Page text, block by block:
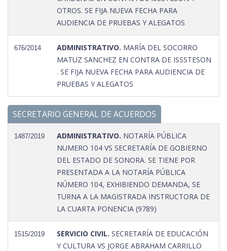
OTROS. SE FIJA NUEVA FECHA PARA
AUDIENCIA DE PRUEBAS Y ALEGATOS
676/2014 ADMINISTRATIVO. MARÍA DEL SOCORRO
MATUZ SANCHEZ EN CONTRA DE ISSSTESON
. SE FIJA NUEVA FECHA PARA AUDIENCIA DE
PRUEBAS Y ALEGATOS
SECRETARIO GENERAL DE ACUERDOS
1487/2019 ADMINISTRATIVO. NOTARÍA PÚBLICA
NUMERO 104 VS SECRETARÍA DE GOBIERNO
DEL ESTADO DE SONORA. SE TIENE POR
PRESENTADA A LA NOTARÍA PÚBLICA
NÚMERO 104, EXHIBIENDO DEMANDA, SE
TURNA A LA MAGISTRADA INSTRUCTORA DE
LA CUARTA PONENCIA (9789)
1515/2019 SERVICIO CIVIL. SECRETARÍA DE EDUCACIÓN
Y CULTURA VS JORGE ABRAHAM CARRILLO